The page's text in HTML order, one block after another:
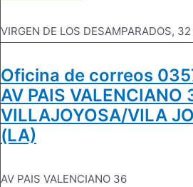
VIRGEN DE LOS DESAMPARADOS, 32
Oficina de correos
AV PAIS VALENCIANO
VILLAJOYOSA/VILA
(LA)
AV PAIS VALENCIANO 36